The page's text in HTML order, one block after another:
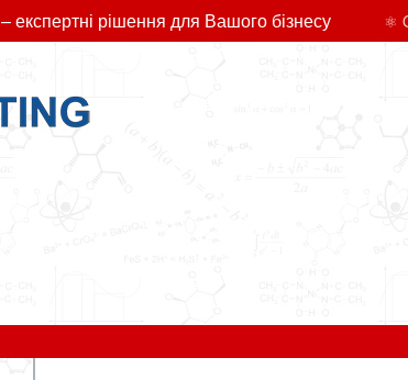
– експертні рішення для Вашого бізнесу ⚛